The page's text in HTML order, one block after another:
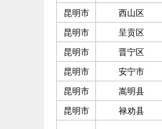
昆明市 西山区
昆明市
呈贡区
昆明市
晋宁区
昆明市
安宁市
昆明市
嵩明县
昆明市
禄劝县